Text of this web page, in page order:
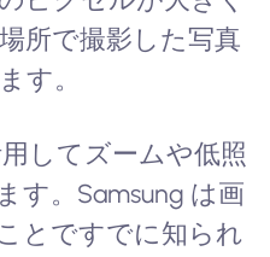
所で撮影した写真
す。
してズームや低照
す。Samsung は画
とですでに知られ